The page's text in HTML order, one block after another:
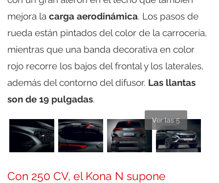
mejora la carga aerodinámica. Los pasos de
rueda están pintados del color de la carrocería,
mientras que una banda decorativa en color
rojo recorre los bajos del frontal y los laterales,
además del contorno del difusor. Las llantas
son de 19 pulgadas.
Ver las 5
Con 250 CV, el Kona N supone